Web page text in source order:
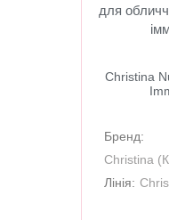
для
Christina
Бренд:
Christina
Лінія: